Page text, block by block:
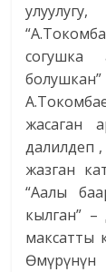
согушка
жасаган
далилдеп
жазган
“Аалы
кылган” –
максатты